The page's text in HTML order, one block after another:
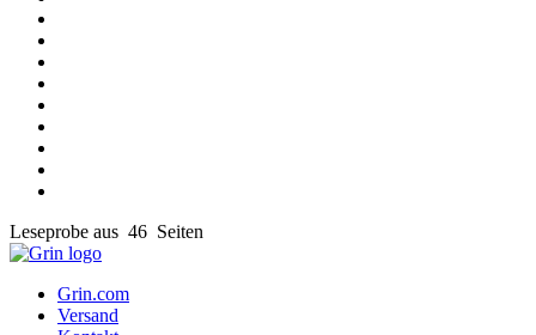
Leseprobe aus 46 Seiten
Grin.com
Versand